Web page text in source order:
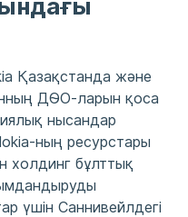
Қазақстанда және
ДӨО-ларын қоса
нысандар
ның ресурстары
холдинг бұлттық
үшін Саннивейлдегі